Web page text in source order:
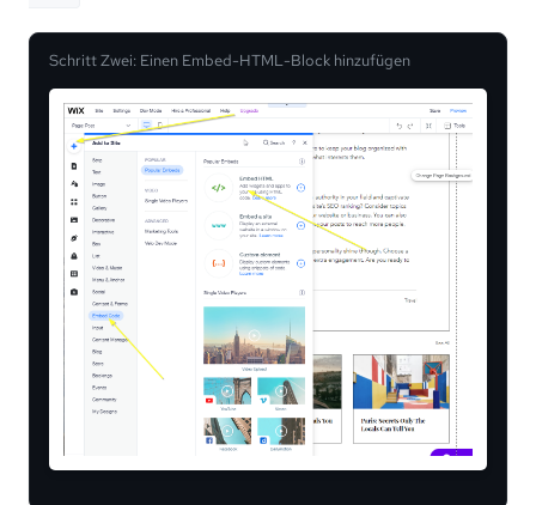
Schritt Zwei: Einen Embed-HTML-Block hinzufügen